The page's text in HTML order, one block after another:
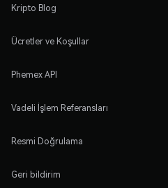
Kripto Blog
Ücretler ve Koşullar
Phemex API
Vadeli İşlem Referansları
Resmi Doğrulama
Geri bildirim